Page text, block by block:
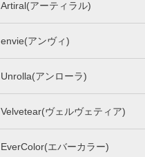
Artiral(アーティラル)
envie(アンヴィ)
Unrolla(アンローラ)
Velvetear(ヴェルヴェティア)
EverColor(エバーカラー)